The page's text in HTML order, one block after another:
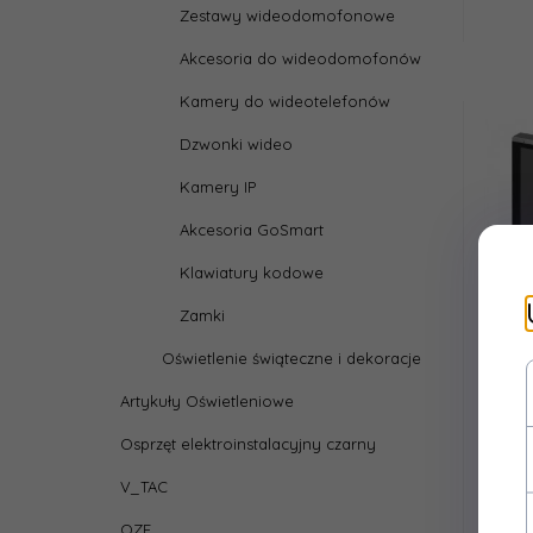
Zestawy wideodomofonowe
Akcesoria do wideodomofonów
Kamery do wideotelefonów
Dzwonki wideo
Kamery IP
Akcesoria GoSmart
Klawiatury kodowe
Zamki
Oświetlenie świąteczne i dekoracje
Artykuły Oświetleniowe
Osprzęt elektroinstalacyjny czarny
V_TAC
do